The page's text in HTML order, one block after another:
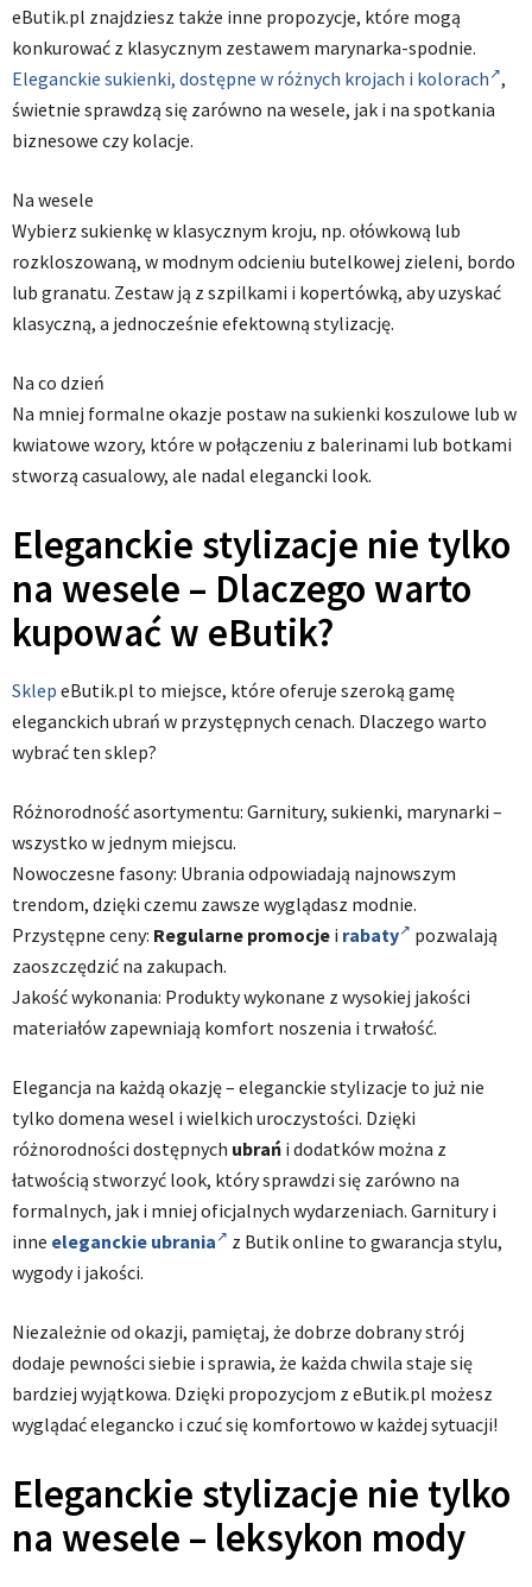
eButik.pl znajdziesz także inne propozycje, które mogą
konkurować z klasycznym zestawem marynarka-spodnie.
Eleganckie sukienki, dostępne w różnych krojach i kolorach ,
świetnie sprawdzą się zarówno na wesele, jak i na spotkania
biznesowe czy kolacje.
Na wesele
Wybierz sukienkę w klasycznym kroju, np. ołówkową lub
rozkloszowaną, w modnym odcieniu butelkowej zieleni, bordo
lub granatu. Zestaw ją z szpilkami i kopertówką, aby uzyskać
klasyczną, a jednocześnie efektowną stylizację.
Na co dzień
Na mniej formalne okazje postaw na sukienki koszulowe lub w
kwiatowe wzory, które w połączeniu z balerinami lub botkami
stworzą casualowy, ale nadal elegancki look.
Eleganckie stylizacje nie tylko
na wesele – Dlaczego warto
kupować w eButik?
Sklep eButik.pl to miejsce, które oferuje szeroką gamę
eleganckich ubrań w przystępnych cenach. Dlaczego warto
wybrać ten sklep?
Różnorodność asortymentu: Garnitury, sukienki, marynarki –
wszystko w jednym miejscu.
Nowoczesne fasony: Ubrania odpowiadają najnowszym
trendom, dzięki czemu zawsze wyglądasz modnie.
Przystępne ceny: Regularne promocje i rabaty
pozwalają
zaoszczędzić na zakupach.
Jakość wykonania: Produkty wykonane z wysokiej jakości
materiałów zapewniają komfort noszenia i trwałość.
Elegancja na każdą okazję – eleganckie stylizacje to już nie
tylko domena wesel i wielkich uroczystości. Dzięki
różnorodności dostępnych ubrań i dodatków można z
łatwością stworzyć look, który sprawdzi się zarówno na
formalnych, jak i mniej oficjalnych wydarzeniach. Garnitury i
inne eleganckie ubrania
z Butik online to gwarancja stylu,
wygody i jakości.
Niezależnie od okazji, pamiętaj, że dobrze dobrany strój
dodaje pewności siebie i sprawia, że każda chwila staje się
bardziej wyjątkowa. Dzięki propozycjom z eButik.pl możesz
wyglądać elegancko i czuć się komfortowo w każdej sytuacji!
Eleganckie stylizacje nie tylko
na wesele – leksykon mody